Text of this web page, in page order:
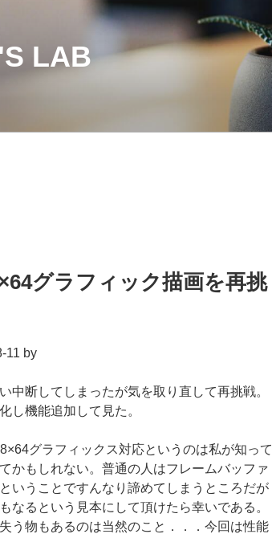
LAB
グラフィック描画を再挑
11 by
中断してしまったが気を取り直して再挑戦。
し機能追加して見た。
グラフィックス対応というのは私が知って
かもしれない。普通の人はフレームバッファ
いうことですんなり諦めてしまうところだが
なるという見本にして頂けたら幸いである。
う物もあるのは当然のこと．．．今回は性能